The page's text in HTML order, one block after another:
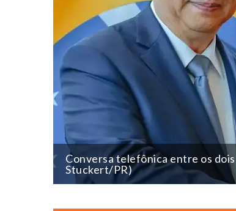
Conversa telefônica entre os
Stuckert/PR)